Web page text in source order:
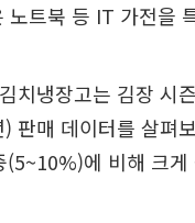
트북 등 IT 가전을
치냉장고는 김장 시
판매 데이터를 살펴
에 비해 크게